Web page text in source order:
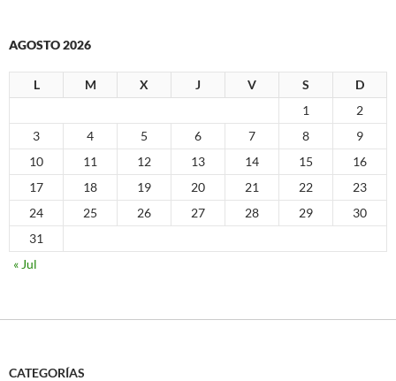
AGOSTO 2026
L M X J V S
D
1
2
3
4 5 6 7 8
9
10
11 12 13 14 15
16
17
18 19 20 21 22
23
24
25 26 27 28 29
30
31
« Jul
CATEGORÍAS